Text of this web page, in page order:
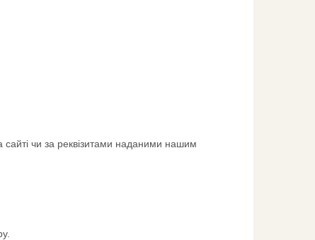
чи за реквізитами наданими нашим